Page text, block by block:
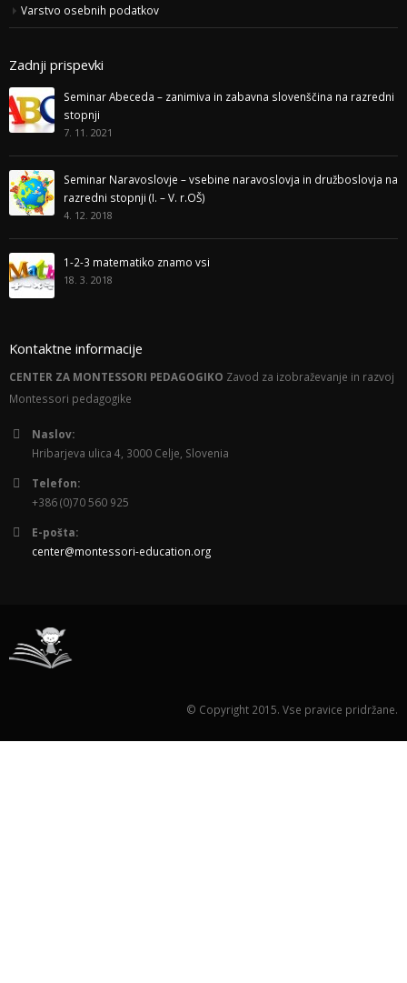
Varstvo osebnih podatkov
Zadnji prispevki
Seminar Abeceda – zanimiva in zabavna slovenščina na razredni
stopnji
7. 11. 2021
Seminar Naravoslovje – vsebine naravoslovja in družboslovja na
razredni stopnji (I. – V. r.OŠ)
4. 12. 2018
1-2-3 matematiko znamo vsi
18. 3. 2018
Kontaktne informacije
CENTER ZA MONTESSORI PEDAGOGIKO Zavod za izobraževanje in razvoj
Montessori pedagogike
Naslov:
Hribarjeva ulica 4, 3000 Celje, Slovenia
Telefon:
+386 (0)70 560 925
E-pošta:
center@montessori-education.org
© Copyright 2015. Vse pravice pridržane.